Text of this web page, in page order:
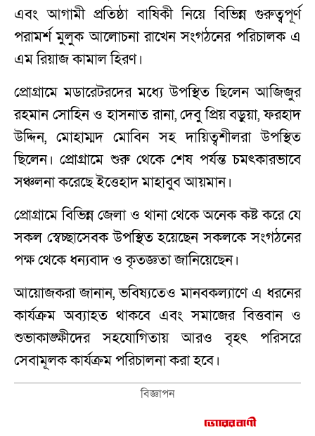
এবং আগামী প্রতিষ্ঠা বাষিকী নিয়ে বিভিন্ন গুরুত্বপূর্ণ
পরামর্শ মুলুক আলোচনা রাখেন সংগঠনের পরিচালক এ
এম রিয়াজ কামাল হিরণ।
প্রোগ্রামে মডারেটরদের মধ্যে উপস্থিত ছিলেন আজিজুর
রহমান সোহিন ও হাসনাত রানা, দেবু প্রিয় বড়ুয়া, ফরহাদ
উদ্দিন, মোহাম্মদ মোবিন সহ দায়িত্বশীলরা উপস্থিত
ছিলেন। প্রোগ্রামে শুরু থেকে শেষ পর্যন্ত চমৎকারভাবে
সঞ্চলনা করেছে ইত্তেহাদ মাহাবুব আয়মান।
প্রোগ্রামে বিভিন্ন জেলা ও থানা থেকে অনেক কষ্ট করে যে
সকল স্বেচ্ছাসেবক উপস্থিত হয়েছেন সকলকে সংগঠনের
পক্ষ থেকে ধন্যবাদ ও কৃতজ্ঞতা জানিয়েছেন।
আয়োজকরা জানান, ভবিষ্যতেও মানবকল্যাণে এ ধরনের
কার্যক্রম অব্যাহত থাকবে এবং সমাজের বিত্তবান ও
শুভাকাঙ্ক্ষীদের সহযোগিতায় আরও বৃহৎ পরিসরে
সেবামূলক কার্যক্রম পরিচালনা করা হবে।
বিজ্ঞাপন